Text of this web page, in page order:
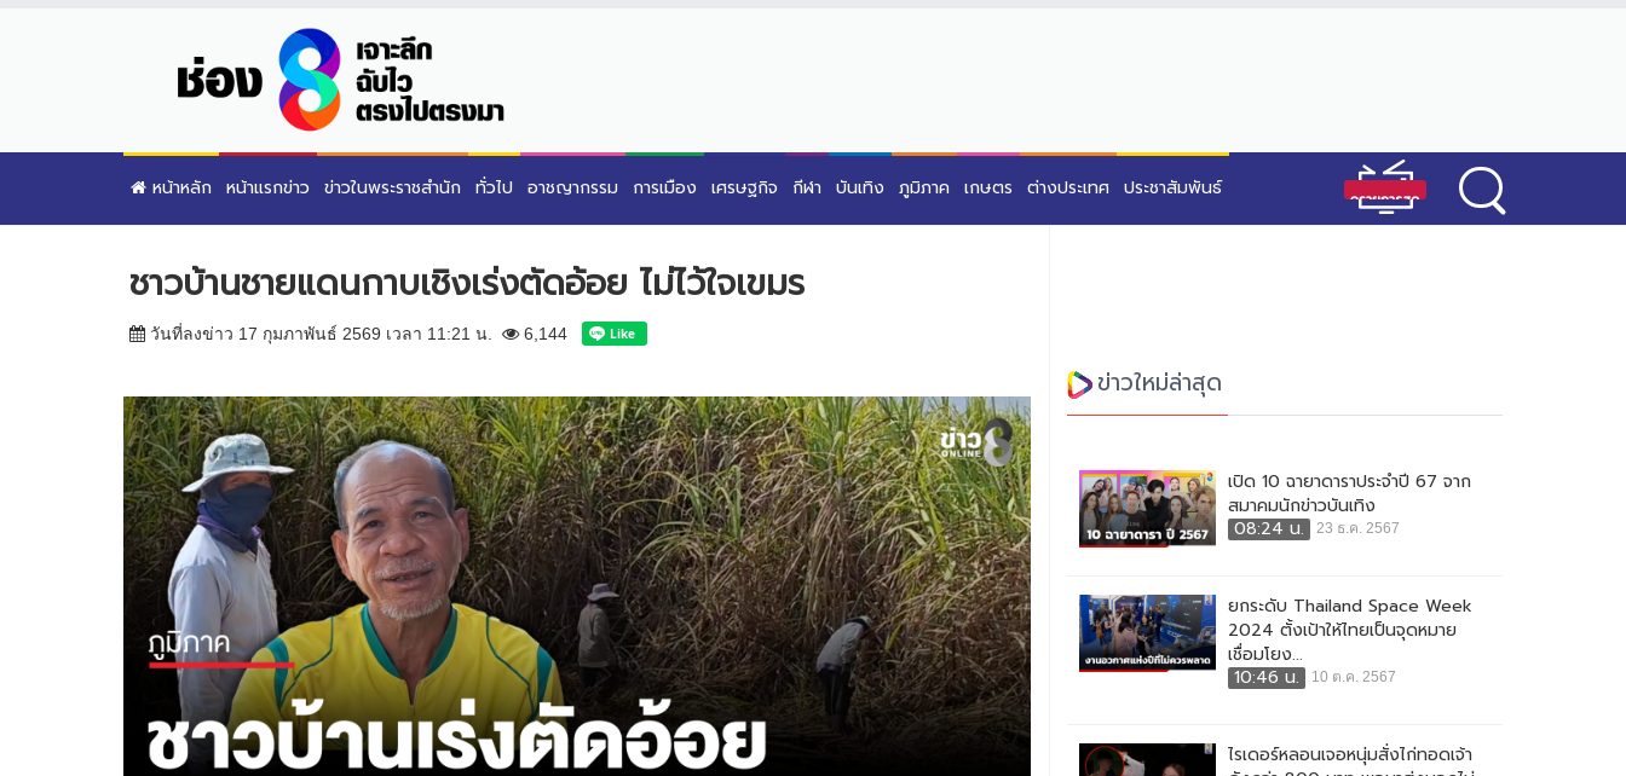
หน้าหลัก หน้าแรกข่าว ข่าวในพระราชสำนัก ทั่วไป อาชญากรรม การเมือง เศรษฐกิจ กีฬา บันเทิง ภูมิภาค เกษตร ต่างประเทศ ประชาสัมพันธ์
ชาวบ้านชายแดนกาบเชิงเร่งตัดอ้อย ไม่ไว้ใจเขมร
วันที่ลงข่าว 17 กุมภาพันธ์ 2569 เวลา 11:21 น. 6,144
ข่าวใหม่ล่าสุด
เปิด 10 ฉายาดาราประจำปี 67 จาก
สมาคมนักข่าวบันเทิง
08:24 น.
23 ธ.ค. 2567
ยกระดับ Thailand Space Week
2024 ตั้งเป้าให้ไทยเป็นจุดหมาย
เชื่อมโยง...
10:46 น.
10 ต.ค. 2567
ไรเดอร์หลอนเจอหนุ่มสั่งไก่ทอดเจ้า